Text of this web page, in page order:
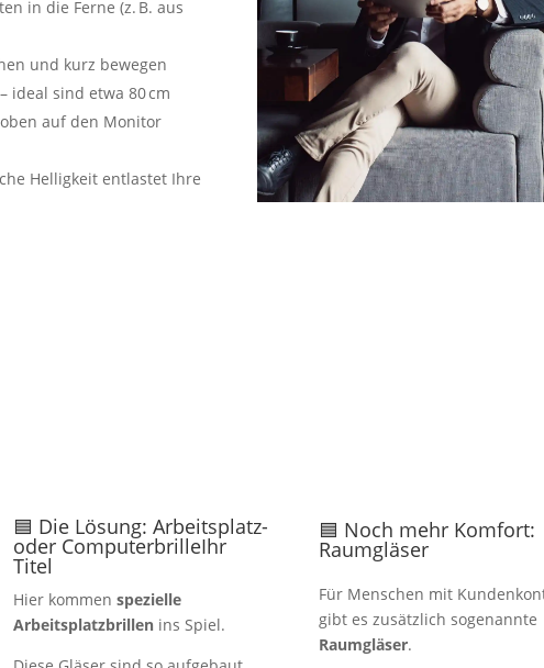
in die Ferne (z. B. aus
und kurz bewegen
– ideal sind etwa 80 cm
auf den Monitor
Helligkeit entlastet Ihre
🟦 Die Lösung: Arbeitsplatz-
oder ComputerbrilleIhr
Titel
Hier kommen spezielle
Arbeitsplatzbrillenins Spiel.
🟦 Noch mehr Komfort:
Raumgläser
Für Menschen mit
gibt es zusätzlich sogenannte
Raumgläser.